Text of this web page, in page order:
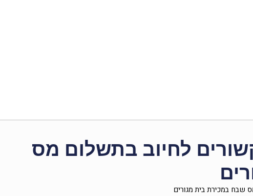
קשורים לחיוב בתשלום מס
שבח במכירת בית מגורים